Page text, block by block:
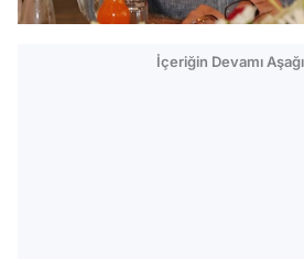
İçeriğin Devamı